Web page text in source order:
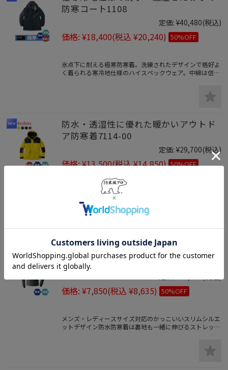
防寒コート1108
定価: ¥40,480(税込)
価格: ¥18,400(税込 ¥20,240) 50%OFF
氷点下に耐える極寒防寒着。洗練されたデザインで格好よ
く着られる寒冷地仕様のハイスペックウェア。中綿は信頼
防水・透湿性に優れた暖かいアウトド
ア防寒着7114-00
定価: ¥29,700(税込)
価格:¥13,500(税込 ¥14,850) 50%OFF
かっこいいアウトドア防寒着。ワークはもちろんスキーな
どウィンタースポーツなどでも着られるデザインの優れた
機能性と防水性、暖かさを併せ持つアウターウェア。透湿
性があり汗冷えから身体を守ります。
男女兼用アウトドア防水防寒ストレッ
チパーカ65900
価格: ¥7,850(税込 ¥8,635) 50%OFF
メンズ・レディースサイズ対応のかっこいいスリムシルエ
ットデザイン防水防寒着は裏地も一緒に伸びるストレッチ